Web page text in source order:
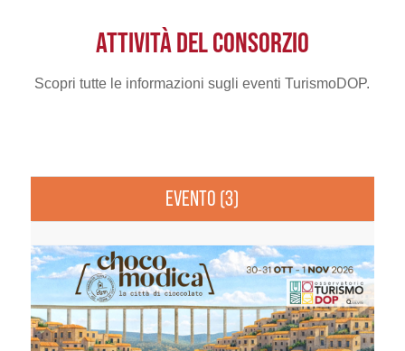
ATTIVITÀ DEL CONSORZIO
Scopri tutte le informazioni sugli eventi TurismoDOP.
EVENTO (3)